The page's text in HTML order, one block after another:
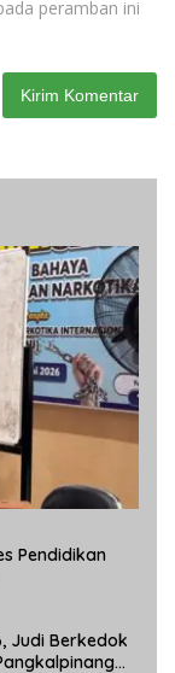
peramban ini
Pendidikan
Judi Berkedok